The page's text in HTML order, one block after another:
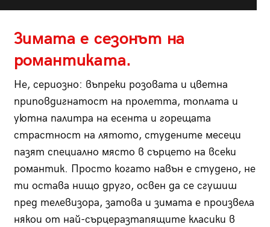
Зимата е сезонът на
романтиката.
Не, сериозно: въпреки розовата и цветна
приповдигнатост на пролетта, топлата и
уютна палитра на есента и горещата
страстност на лятото, студените месеци
пазят специално място в сърцето на всеки
романтик. Просто когато навън е студено, не
ти остава нищо друго, освен да се сгушиш
пред телевизора, затова и зимата е произвела
някои от най-сърцеразтапящите класики в